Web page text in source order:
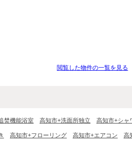
閲覧した物件の一覧を見る
焚機能浴室 高知市+洗面所独立 高知市+シャ
高知市+フローリング 高知市+エアコン 高